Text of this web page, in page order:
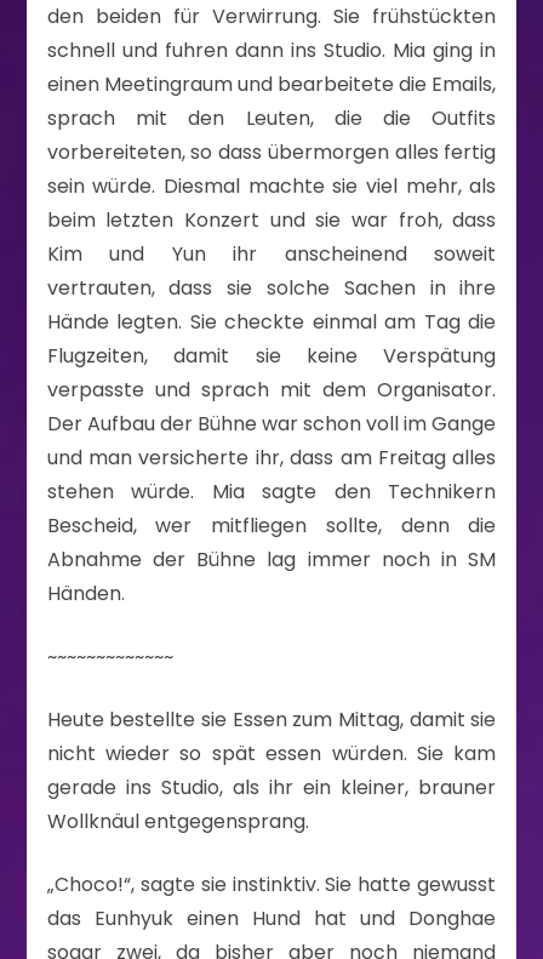
den beiden für Verwirrung. Sie frühstückten
schnell und fuhren dann ins Studio. Mia ging in
einen Meetingraum und bearbeitete die Emails,
sprach mit den Leuten, die die Outfits
vorbereiteten, so dass übermorgen alles fertig
sein würde. Diesmal machte sie viel mehr, als
beim letzten Konzert und sie war froh, dass
Kim und Yun ihr anscheinend soweit
vertrauten, dass sie solche Sachen in ihre
Hände legten. Sie checkte einmal am Tag die
Flugzeiten, damit sie keine Verspätung
verpasste und sprach mit dem Organisator.
Der Aufbau der Bühne war schon voll im Gange
und man versicherte ihr, dass am Freitag alles
stehen würde. Mia sagte den Technikern
Bescheid, wer mitfliegen sollte, denn die
Abnahme der Bühne lag immer noch in SM
Händen.
~~~~~~~~~~~~~
Heute bestellte sie Essen zum Mittag, damit sie
nicht wieder so spät essen würden. Sie kam
gerade ins Studio, als ihr ein kleiner, brauner
Wollknäul entgegensprang.
„Choco!“, sagte sie instinktiv. Sie hatte gewusst
das Eunhyuk einen Hund hat und Donghae
sogar zwei, da bisher aber noch niemand